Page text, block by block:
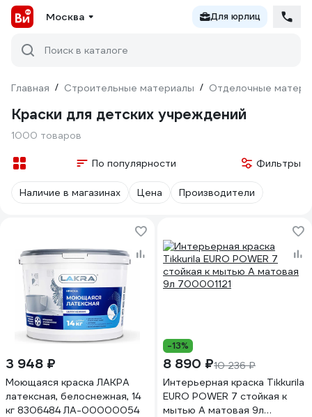
Москва Для юрлиц
Поиск в каталоге
Главная / Строительные материалы / Отделочные
Краски для детских учреждений
1000 товаров
По популярности Фильтры
Наличие в магазинах Цена Производители
3 948 ₽
Моющаяся краска ЛАКРА
латексная, белоснежная, 14
кг 8306484 ЛА-00000054
-13%
8 890 ₽10 236 ₽
Интерьерная краска Tikkurila
EURO POWER 7 стойкая к
мытью A матовая 9л